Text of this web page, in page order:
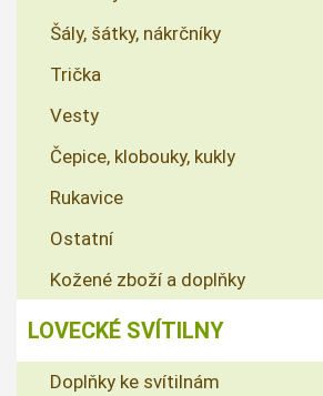
Šály, šátky, nákrčníky
Trička
Vesty
Čepice, klobouky, kukly
Rukavice
Ostatní
Kožené zboží a doplňky
LOVECKÉ SVÍTILNY
Doplňky ke svítilnám